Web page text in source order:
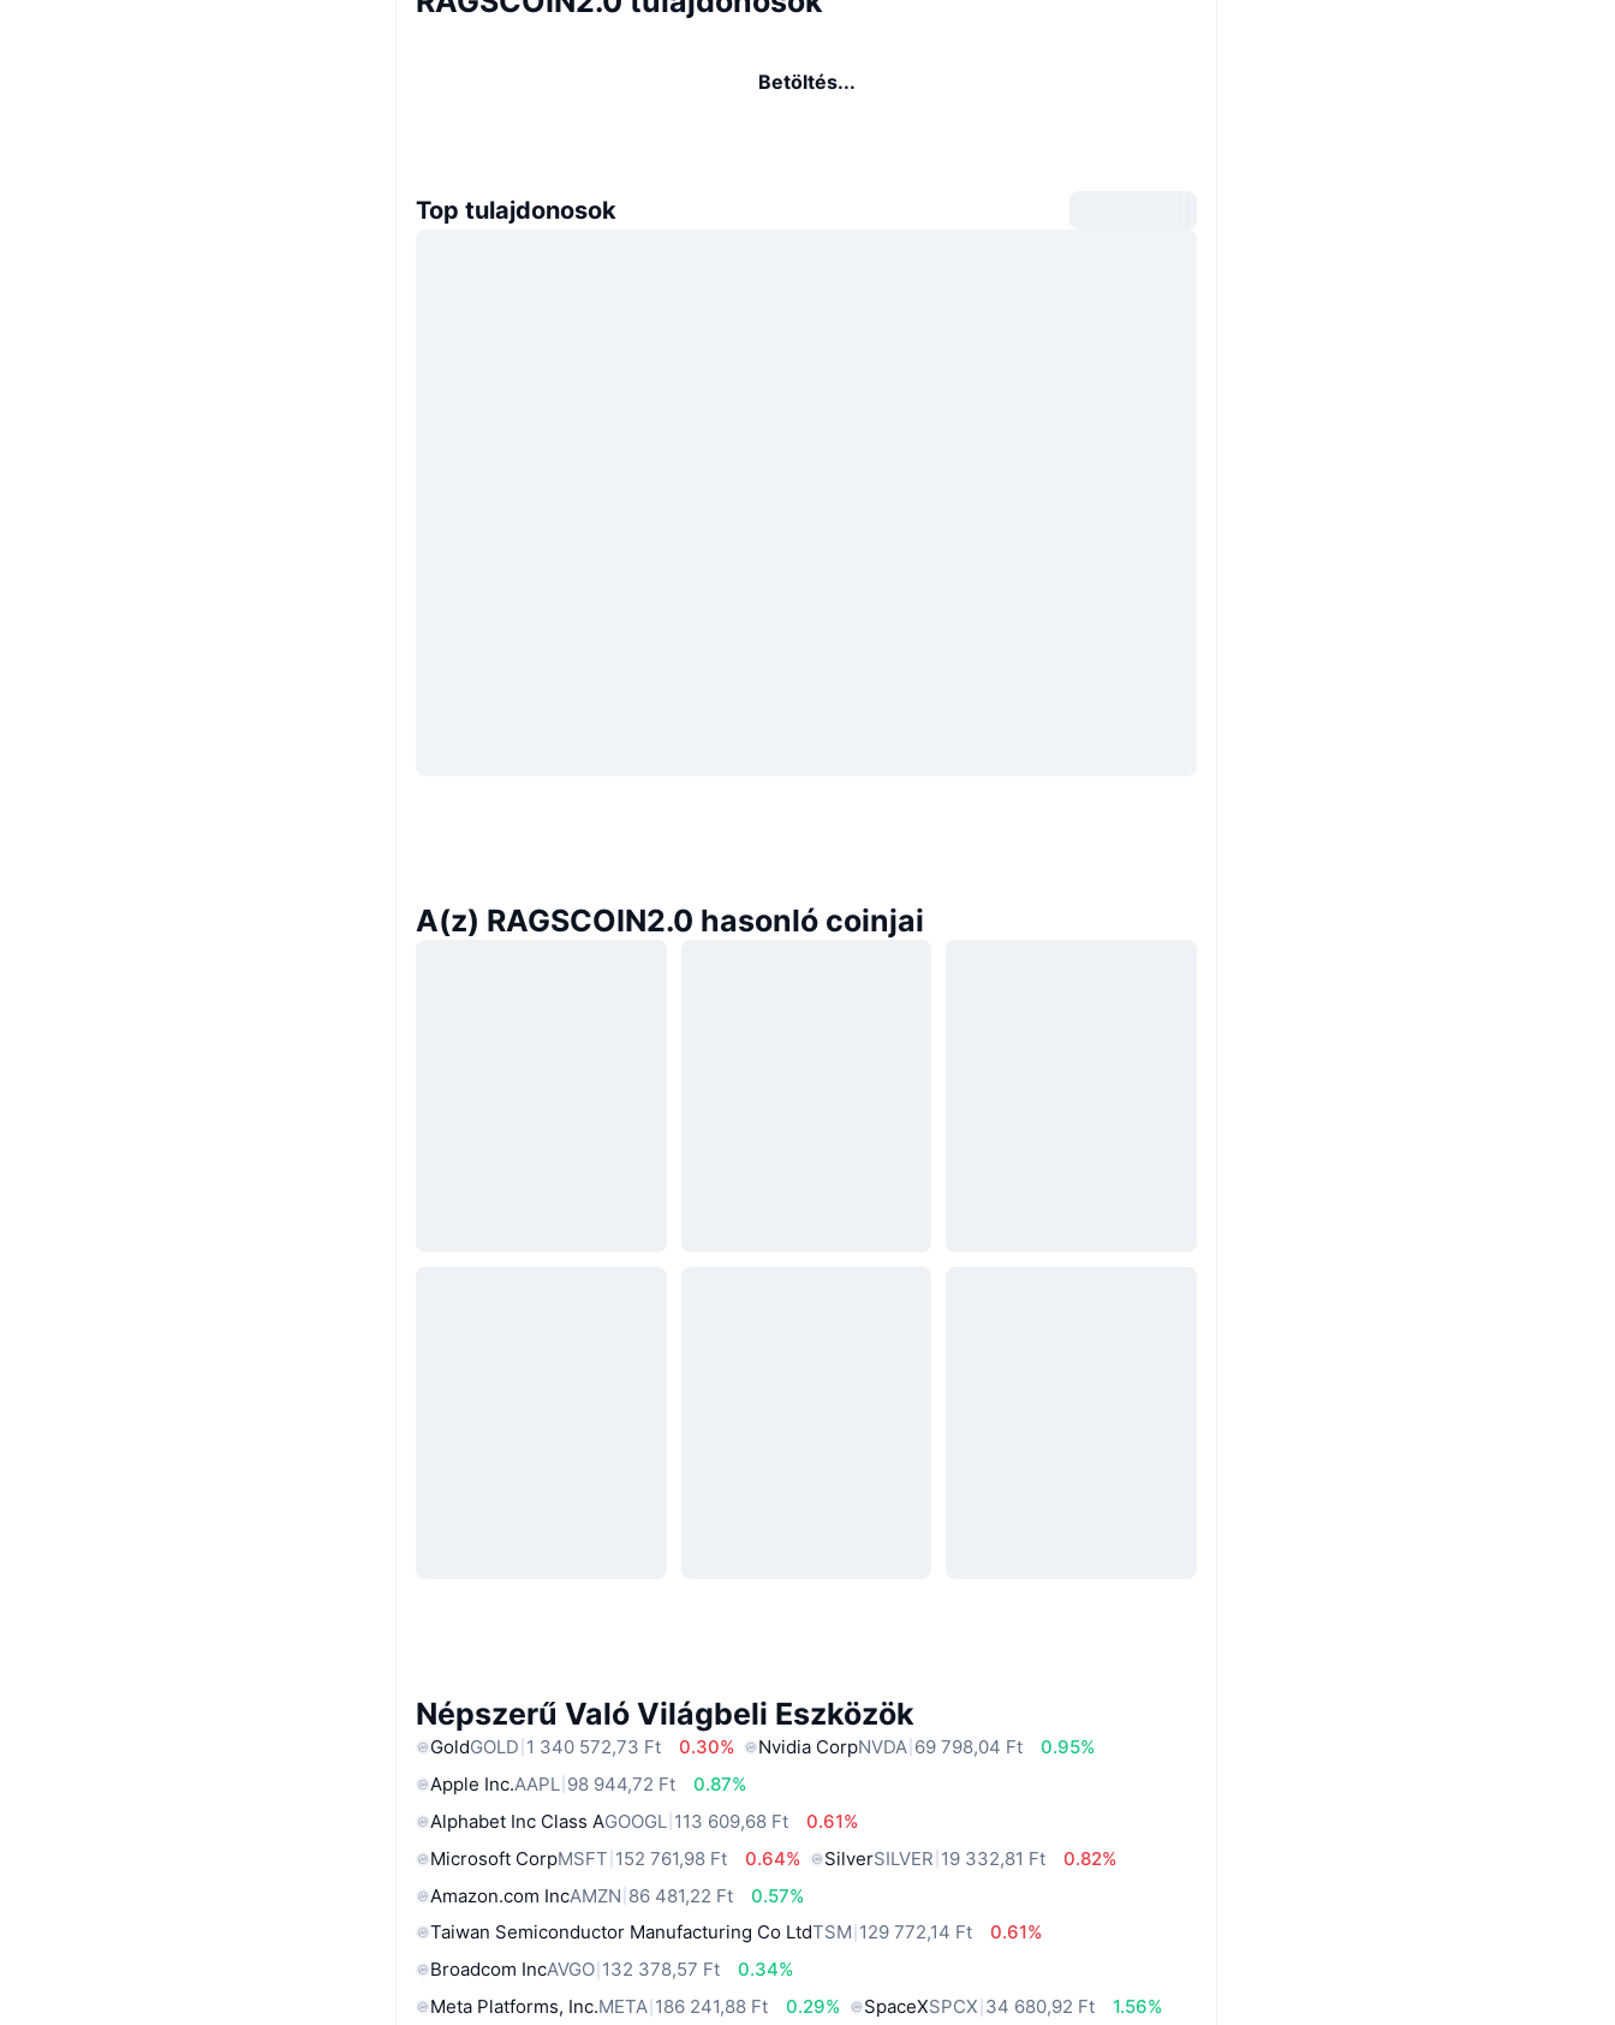
Betöltés...
Top tulajdonosok
A(z) RAGSCOIN2.0 hasonló coinjai
Népszerű Való Világbeli Eszközök
GoldGOLD 1 340 572,73 Ft 0.30% Nvidia CorpNVDA 69 798,04 Ft
0.95%
Apple Inc.AAPL 98 944,72 Ft
0.87%
Alphabet Inc Class AGOOGL 113 609,68 Ft
0.61%
Microsoft CorpMSFT 152 761,98 Ft 0.64% SilverSILVER 19 332,81 Ft
0.82%
Amazon.com IncAMZN 86 481,22 Ft
0.57%
Taiwan Semiconductor Manufacturing Co LtdTSM 129 772,14 Ft
0.61%
Broadcom IncAVGO 132 378,57 Ft
0.34%
Meta Platforms, Inc.META 186 241,88 Ft 0.29% SpaceXSPCX 34 680,92 Ft
1.56%